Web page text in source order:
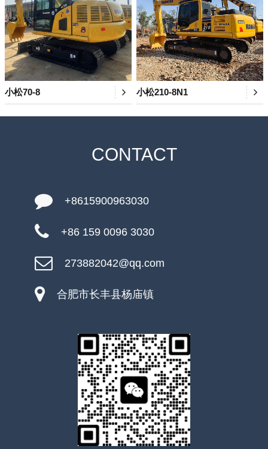
小松70-8 小松210-8N1
CONTACT
+8615900963030
+86 159 0096 3030
273882042@qq.com
合肥市长丰县杨庙镇